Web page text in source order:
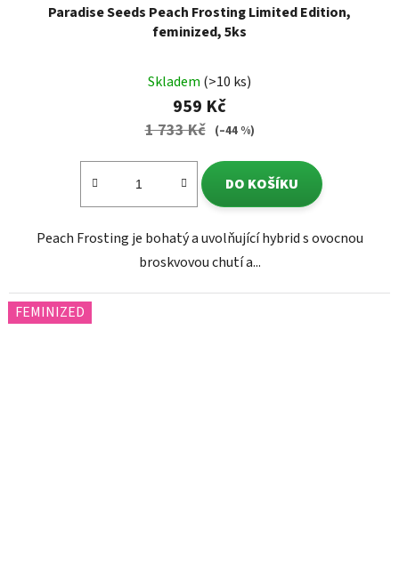
Paradise Seeds Peach Frosting Limited Edition,
feminized, 5ks
Skladem (>10 ks)
959 Kč
1 733 Kč (–44 %)
DO KOŠÍKU
Peach Frosting je bohatý a uvolňující hybrid s ovocnou
broskvovou chutí a...
FEMINIZED